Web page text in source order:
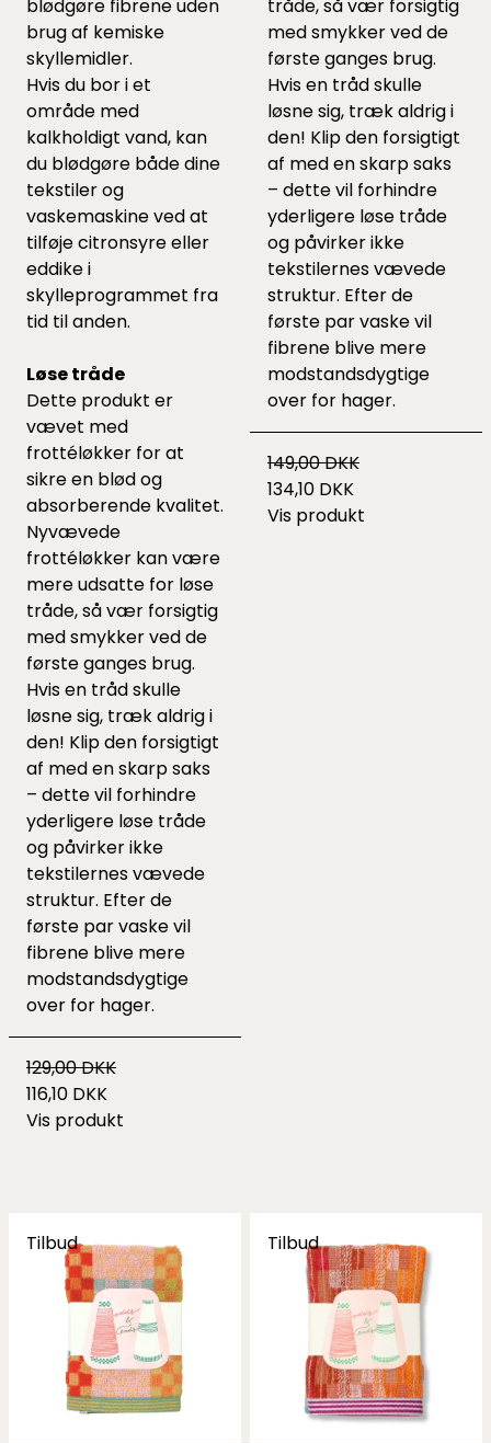
blødgøre fibrene uden
brug af kemiske
skyllemidler.
Hvis du bor i et
område med
kalkholdigt vand, kan
du blødgøre både dine
tekstiler og
vaskemaskine ved at
tilføje citronsyre eller
eddike i
skylleprogrammet fra
tid til anden.
Løse tråde
Dette produkt er
vævet med
frottéløkker for at
sikre en blød og
absorberende kvalitet.
Nyvævede
frottéløkker kan være
mere udsatte for løse
tråde, så vær forsigtig
med smykker ved de
første ganges brug.
Hvis en tråd skulle
løsne sig, træk aldrig i
den! Klip den forsigtigt
af med en skarp saks
– dette vil forhindre
yderligere løse tråde
og påvirker ikke
tekstilernes vævede
struktur. Efter de
første par vaske vil
fibrene blive mere
modstandsdygtige
over for hager.
129,00 DKK
116,10 DKK
Vis produkt
tråde, så vær forsigtig
med smykker ved de
første ganges brug.
Hvis en tråd skulle
løsne sig, træk aldrig i
den! Klip den forsigtigt
af med en skarp saks
– dette vil forhindre
yderligere løse tråde
og påvirker ikke
tekstilernes vævede
struktur. Efter de
første par vaske vil
fibrene blive mere
modstandsdygtige
over for hager.
149,00 DKK
134,10 DKK
Vis produkt
Tilbud Tilbud